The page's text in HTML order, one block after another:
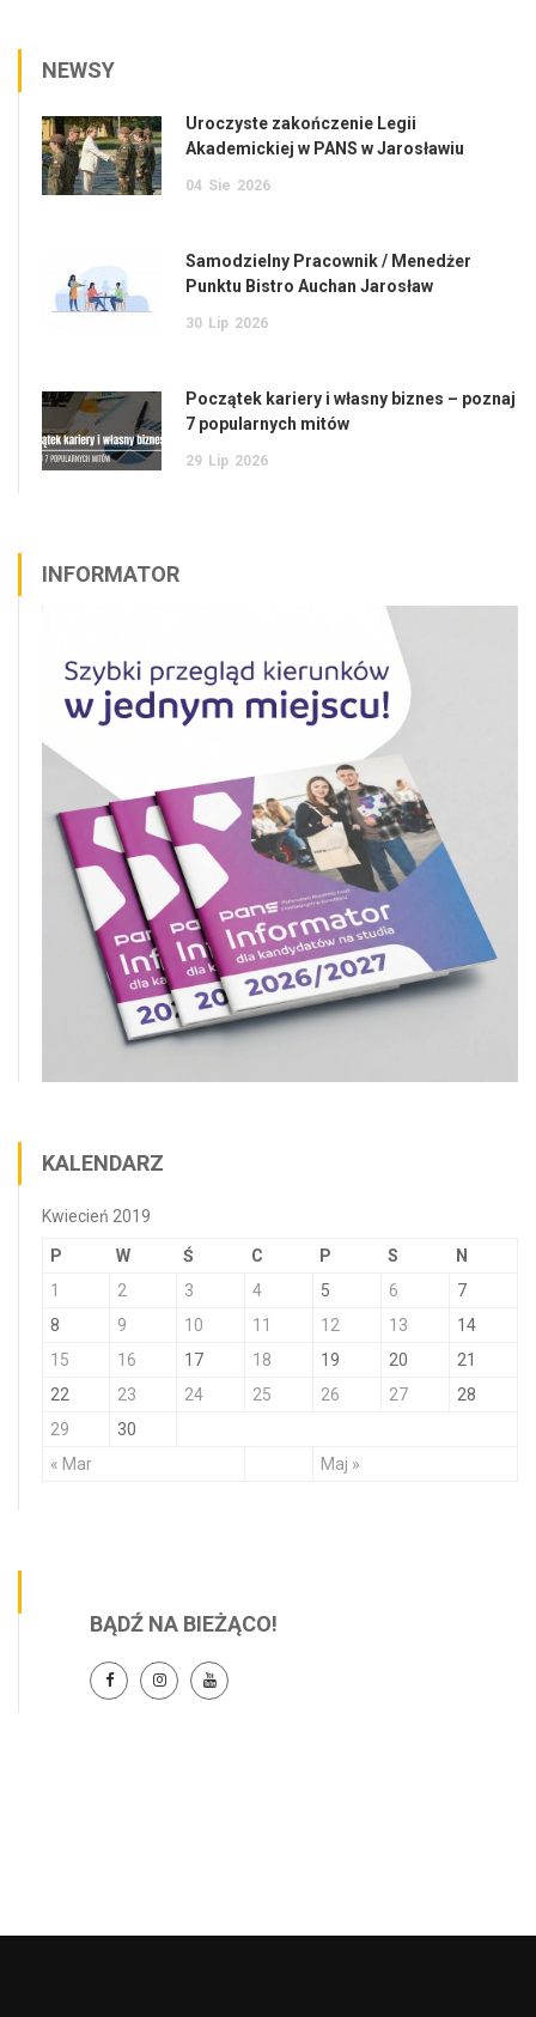
NEWSY
Uroczyste zakończenie Legii
Akademickiej w PANS w Jarosławiu
04 Sie 2026
Samodzielny Pracownik / Menedżer
Punktu Bistro Auchan Jarosław
30 Lip 2026
Początek kariery i własny biznes – poznaj
7 popularnych mitów
29 Lip 2026
INFORMATOR
KALENDARZ
Kwiecień 2019
P W Ś C P S N
« Mar Maj »
1 2 3 4 5 6
7
8
9 10 11 12 13
14
15
16 17 18 19 20
21
22
23 24 25 26 27
28
29
30
BĄDŹ NA BIEŻĄCO!